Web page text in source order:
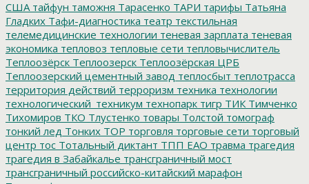
США тайфун таможня Тарасенко ТАРИ тарифы Татьяна
Гладких Тафи-диагностика театр текстильная
телемедицинские технологии теневая зарплата теневая
экономика тепловоз тепловые сети тепловычислитель
Теплоозёрск Теплоозерск Теплоозёрская ЦРБ
Теплоозерский цементный завод теплосбыт теплотрасса
территория действий терроризм техника технологии
технологический_техникум технопарк тигр ТИК Тимченко
Тихомиров ТКО Тлустенко товары Толстой томограф
тонкий лед Тонких ТОР торговля торговые сети торговый
центр тос Тотальный диктант ТПП ЕАО травма трагедия
трагедия в Забайкалье трансграничный мост
трансграничный российско-китайский марафон